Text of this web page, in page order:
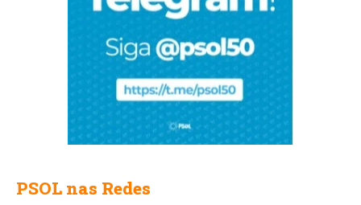
PSOL nas Redes